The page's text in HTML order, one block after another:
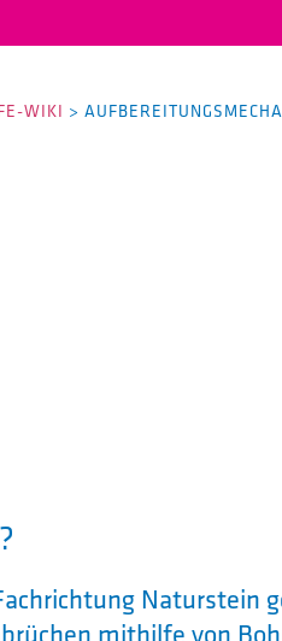
WIKI >
Naturstein
mithilfe von